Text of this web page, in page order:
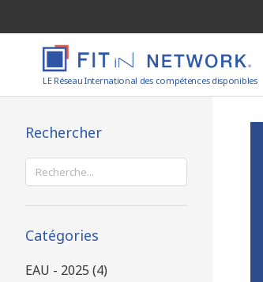
LE Réseau International des compétences disponibles
Rechercher
Rechercher :
Catégories
EAU - 2025 (4)